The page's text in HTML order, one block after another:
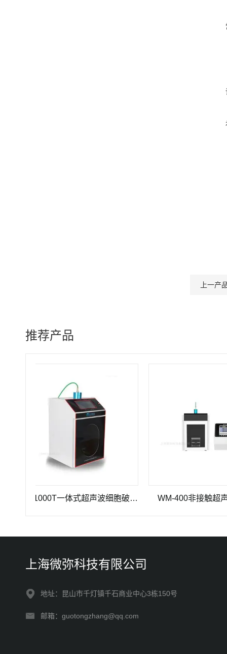
上一产
推荐产品
WM-1000T一体式超声波细胞破碎仪 WM-400非接触超声波破
上海微弥科技有限公司
地址：昆山市千灯镇千石商业中心3栋150号
邮箱：guotongzhang@qq.com